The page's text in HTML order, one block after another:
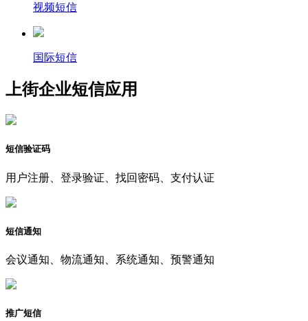
视频短信
国际短信
上街企业短信应用
短信验证码
用户注册、登录验证、找回密码、支付认证
短信通知
会议通知、物流通知、系统通知、预警通知
推广短信